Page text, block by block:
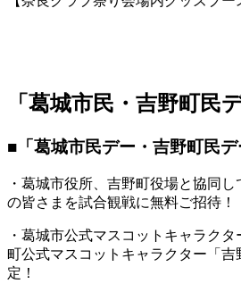
「葛城市民・吉野町民
■「葛城市民デー・吉野町民デ
・葛城市役所、吉野町役場と協同
の皆さまを試合観戦に無料ご招待！
・葛城市公式マスコットキャラク
町公式マスコットキャラクター「
定！